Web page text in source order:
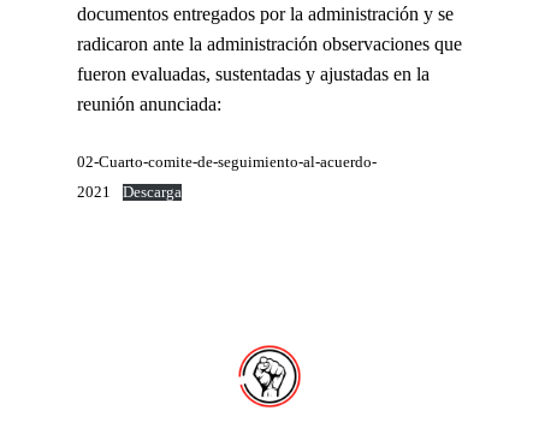
documentos entregados por la administración y se
radicaron ante la administración observaciones que
fueron evaluadas, sustentadas y ajustadas en la
reunión anunciada:
02-Cuarto-comite-de-seguimiento-al-acuerdo-
2021
Descarga